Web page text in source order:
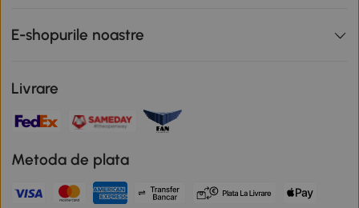
E-shopurile noastre
Livrare
Metoda de plata